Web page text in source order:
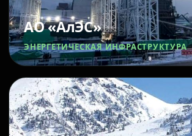
АО «АлЭС»
ЭНЕРГЕТИЧЕСКАЯ ИНФРАСТРУКТУРА